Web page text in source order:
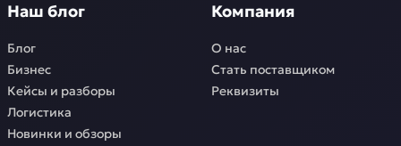
Наш блог
Блог
Бизнес
Кейсы и разборы
Логистика
Новинки и обзоры
Компания
О нас
Стать поставщиком
Реквизиты